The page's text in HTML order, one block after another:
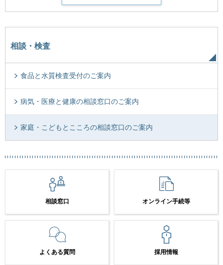
相談・検査
食品と水質検査受付のご案内
病気・医療と健康の相談窓口のご案内
家庭・こどもとこころの相談窓口のご案内
相談窓口 オンライン手続等
よくある質問 採用情報